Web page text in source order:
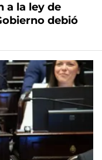
a la ley de
debió